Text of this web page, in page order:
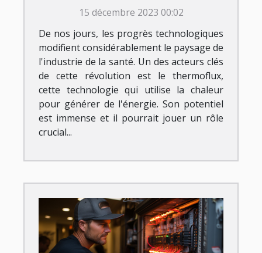
15 décembre 2023 00:02
De nos jours, les progrès technologiques
modifient considérablement le paysage de
l'industrie de la santé. Un des acteurs clés
de cette révolution est le thermoflux,
cette technologie qui utilise la chaleur
pour générer de l'énergie. Son potentiel
est immense et il pourrait jouer un rôle
crucial...